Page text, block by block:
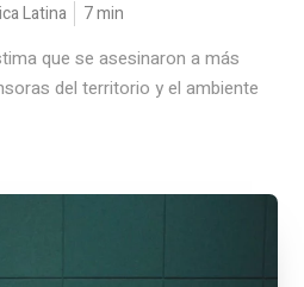
Latina 7min
que se asesinaron a más
del territorio y el ambiente